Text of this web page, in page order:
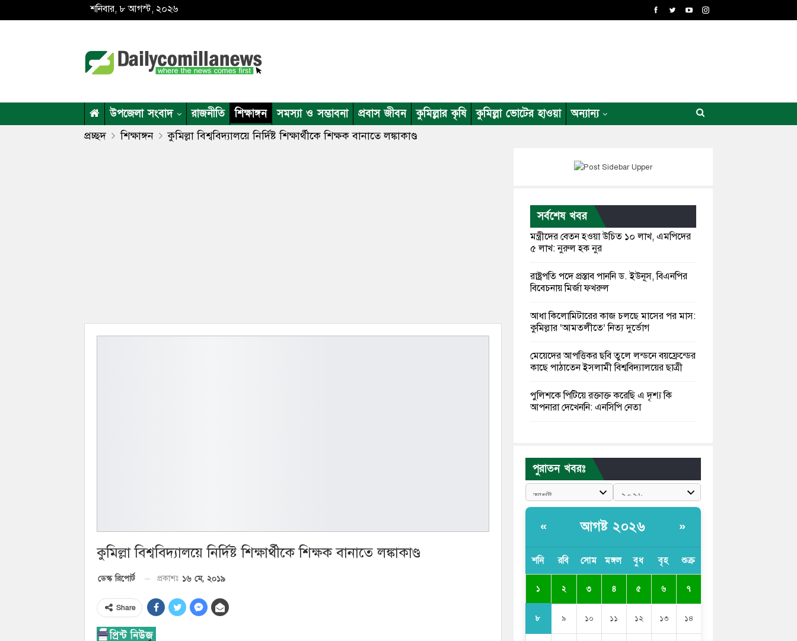
শনিবার, ৮ আগস্ট, ২০২৬
উপজেলা সংবাদ রাজনীতি শিক্ষাঙ্গন সমস্যা ও সম্ভাবনা প্রবাস জীবন কুমিল্লার কৃষি কুমিল্লা ভোটের হাওয়া অন্যান্য
প্রচ্ছদ শিক্ষাঙ্গন কুমিল্লা বিশ্ববিদ্যালয়ে নির্দিষ্ট শিক্ষার্থীকে শিক্ষক বানাতে লঙ্কাকাণ্ড
কুমিল্লা বিশ্ববিদ্যালয়ে নির্দিষ্ট শিক্ষার্থীকে শিক্ষক বানাতে লঙ্কাকাণ্ড
ডেস্ক রিপোর্ট প্রকাশঃ ১৬ মে, ২০১৯
Share
সর্বশেষ খবর
মন্ত্রীদের বেতন হওয়া উচিত ১০ লাখ, এমপিদের
৫ লাখ: নুরুল হক নুর
রাষ্ট্রপতি পদে প্রস্তাব পাননি ড. ইউনূস, বিএনপির
বিবেচনায় মির্জা ফখরুল
আধা কিলোমিটারের কাজ চলছে মাসের পর মাস:
কুমিল্লার ‘আমতলীতে’ নিত্য দুর্ভোগ
মেয়েদের আপত্তিকর ছবি তুলে লন্ডনে বয়ফ্রেন্ডের
কাছে পাঠাতেন ইসলামী বিশ্ববিদ্যালয়ের ছাত্রী
পুলিশকে পিটিয়ে রক্তাক্ত করেছি এ দৃশ্য কি
আপনারা দেখেননি: এনসিপি নেতা
বাংলাদেশী কর্মীদের আকামা নিয়ে বড় সুখবর
দিলো সৌদি সরকার
গড়ে উঠেছে: সজীব ওয়াজেদ জয়
সাকিব আল হাসানের বাড়িতে আগুন, পেট্রলবোমা
বিস্ফোরণ
যে ডকুমেন্টারিতে আবু সাঈদের ছবি নেই, সেটা
কোনো ডকুমেন্টারি নয়: ভারপ্রাপ্ত রাষ্ট্রপতি
পুরাতন খবরঃ
« আগষ্ট ২০২৬ »
শনি রবি সোম মঙ্গল বুধ বৃহ শুক্র
১ ২ ৩ ৪ ৫ ৬ ৭
৮ ৯ ১০ ১১ ১২ ১৩ ১৪